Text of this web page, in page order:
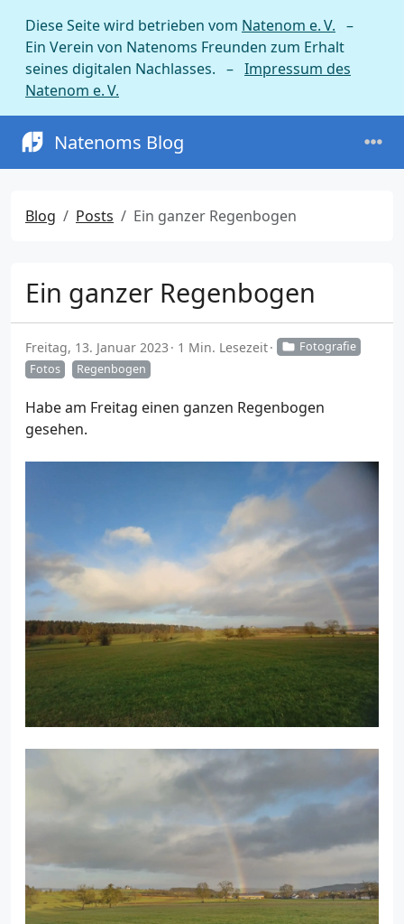
Diese Seite wird betrieben vom Natenom e. V. –
Ein Verein von Natenoms Freunden zum Erhalt
seines digitalen Nachlasses. – Impressum des
Natenom e. V.
Natenoms Blog
Blog Posts Ein ganzer Regenbogen
Ein ganzer Regenbogen
Freitag, 13. Januar 2023 1 Min. Lesezeit
Fotografie
Fotos
Regenbogen
Habe am Freitag einen ganzen Regenbogen
gesehen.